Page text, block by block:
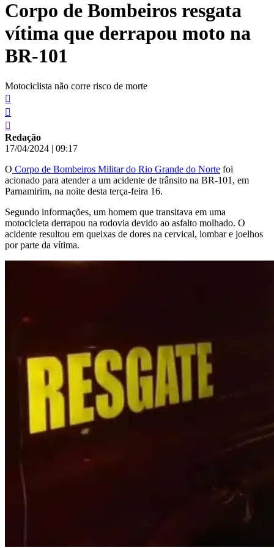
conteúdo
Corpo de Bombeiros resgata
vítima que derrapou moto na
BR-101
Motociclista não corre risco de morte
Redação
17/04/2024 | 09:17
O Corpo de Bombeiros Militar do Rio Grande do Norte foi
acionado para atender a um acidente de trânsito na BR-101, em
Parnamirim, na noite desta terça-feira 16.
Segundo informações, um homem que transitava em uma
motocicleta derrapou na rodovia devido ao asfalto molhado. O
acidente resultou em queixas de dores na cervical, lombar e joelhos
por parte da vítima.